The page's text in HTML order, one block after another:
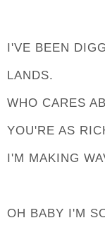
I'VE BEEN
LANDS.
WHO CARES
YOU'RE AS
I'M MAKING
OH BABY I'M